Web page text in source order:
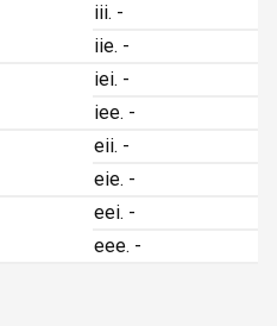
iii. -
iie. -
iei. -
iee. -
eii. -
eie. -
eei. -
eee. -